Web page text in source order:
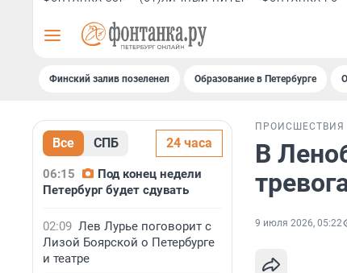
Финский залив позеленел Образование в Петербурге
Все СПБ 24 часа
06:15
Под конец недели
Петербург будет сдувать
02:09 Лев Лурье поговорит с
Лизой Боярской о Петербурге
и театре
ПРОИСШЕСТВИЯ
В
9 июля 2026, 05:22